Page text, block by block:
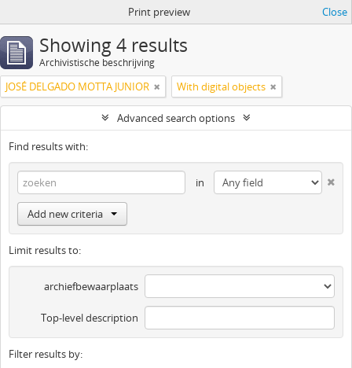
Print preview Close
Showing 4 results
Archivistische beschrijving
JOSÉ DELGADO MOTTA JUNIOR With digital objects
Advanced search options
Find results with:
in
Add new criteria
Limit results to:
archiefbewaarplaats
Top-level description
Filter results by: